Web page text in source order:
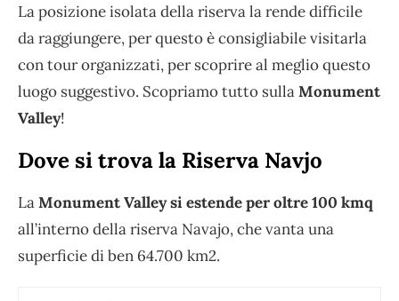
La posizione isolata della riserva la rende difficile
da raggiungere, per questo è consigliabile visitarla
con tour organizzati, per scoprire al meglio questo
luogo suggestivo. Scopriamo tutto sullaMonument
Valley!
Dove si trova la Riserva Navjo
LaMonument Valley si estende per oltre 100 kmq
all’interno della riserva Navajo, che vanta una
superficie di ben 64.700 km2.